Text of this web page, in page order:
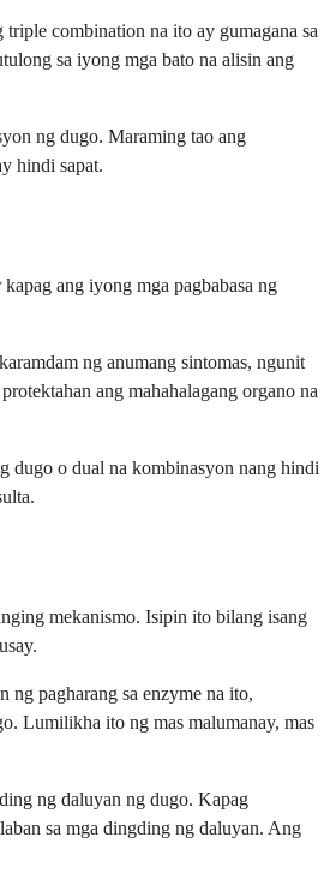
combination na ito ay gumagana sa
sa iyong mga bato na alisin ang
ng dugo. Maraming tao ang
hindi sapat.
ang iyong mga pagbabasa ng
ng anumang sintomas, ngunit
ang mahahalagang organo na
dugo o dual na kombinasyon nang hindi
mekanismo. Isipin ito bilang isang
ng pagharang sa enzyme na ito,
Lumilikha ito ng mas malumanay, mas
ng daluyan ng dugo. Kapag
sa mga dingding ng daluyan. Ang